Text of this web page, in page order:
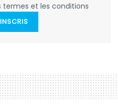
et les conditions